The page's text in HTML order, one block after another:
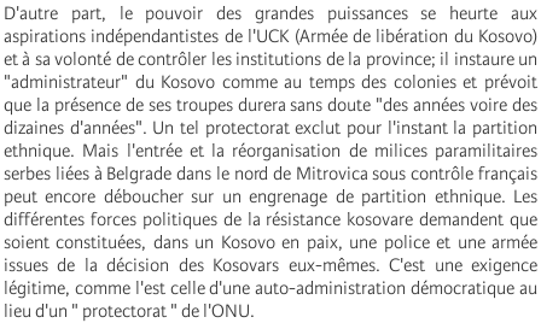
D'autre part, le pouvoir des grandes puissances se heurte aux
aspirations indépendantistes de l'UCK (Armée de libération du Kosovo)
et à sa volonté de contrôler les institutions de la province; il instaure un
"administrateur" du Kosovo comme au temps des colonies et prévoit
que la présence de ses troupes durera sans doute "des années voire des
dizaines d'années". Un tel protectorat exclut pour l'instant la partition
ethnique. Mais l'entrée et la réorganisation de milices paramilitaires
serbes liées à Belgrade dans le nord de Mitrovica sous contrôle français
peut encore déboucher sur un engrenage de partition ethnique. Les
différentes forces politiques de la résistance kosovare demandent que
soient constituées, dans un Kosovo en paix, une police et une armée
issues de la décision des Kosovars eux-mêmes. C'est une exigence
légitime, comme l'est celle d'une auto-administration démocratique au
lieu d'un " protectorat " de l'ONU.